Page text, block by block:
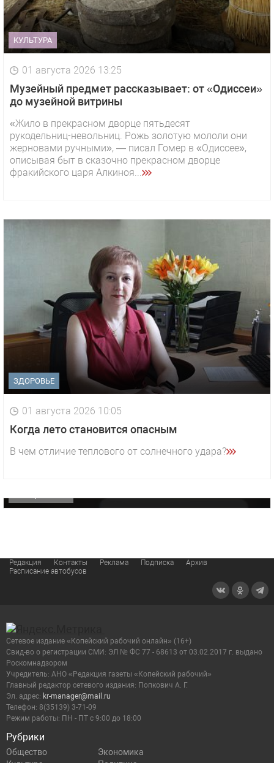
КУЛЬТУРА
01 августа 2026 13:25
Музейный предмет рассказывает: от «Одиссеи»
до музейной витрины
«Жило в прекрасном дворце пятьдесят
рукодельниц-невольниц. Рожь золотую мололи они
жерновами ручными», — писал Гомер в «Одиссее»,
описывая быт в сказочно прекрасном дворце
фракийского царя Алкиноя...
ЗДОРОВЬЕ
01 августа 2026 10:05
Когда лето становится опасным
В чем отличие теплового от солнечного удара?
«Звезда» Метрана стала главным героем нового
Редакция Контакты Реклама Подписка
Архив
Расписание автобусов
Рубрики
Общество
Экономика
Сетевое издание «Копейский рабочий онлайн» (16+)
Cвид-во о регистрации СМИ: ЭЛ № ФС 77 - 68613 от 03.02.2017 г. выдано
Роскомнадзором
Учредитель: АНО «Редакция газеты «Копейский рабочий»
Главный редактор сетевого издания: Попкович А. Г.
Эл. адрес: kr-manager@mail.ru
Телефон: 8(35139) 3-71-09
Режим работы: ПН - ПТ с 9:00 до 18:00